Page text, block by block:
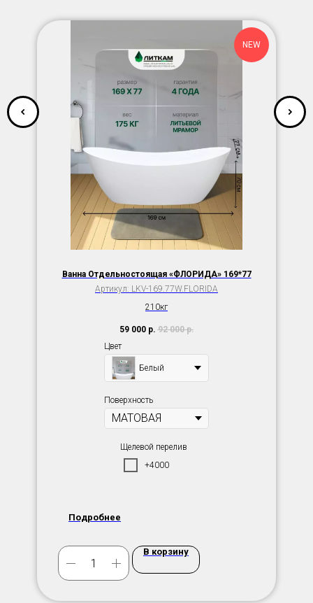
NEW
Ванна Отдельностоящая «ФЛОРИДА» 169*77
Артикул: LKV-169.77W.FLORIDA
210кг
59 000 р. 92 000 р.
Цвет
Белый
Поверхность
Щелевой перелив
+4000
Подробнее
В корзину